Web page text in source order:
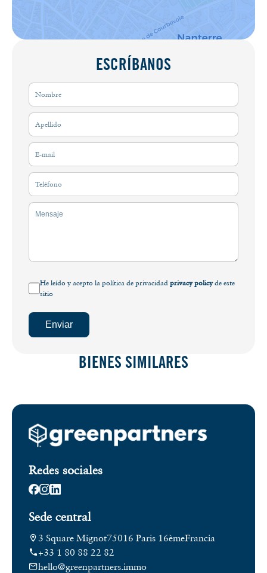
ESCRÍBANOS
He leído y acepto la política de privacidad privacy policyde este
sitio
Enviar
BIENES SIMILARES
Redes sociales
Sede central
3 Square Mignot75016 Paris 16èmeFrancia
+33 1 80 88 22 82
hello@greenpartners.immo